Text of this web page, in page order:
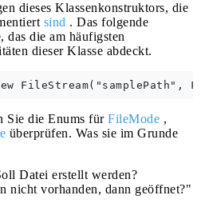
dieses Klassenkonstruktors, die
sind . Das folgende
das die am häufigsten
dieser Klasse abdeckt.
Sie die Enums für FileMode ,
überprüfen. Was sie im Grunde
Datei erstellt werden?
nicht vorhanden, dann geöffnet?"